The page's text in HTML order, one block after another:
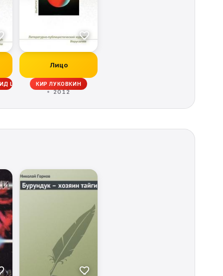
ЮРИЙ ЛЕБЕДЕВ, ОЛЕСЯ ЧЕРТОВА, ЖУРНАЛ «МЛЕЧНЫЙ
Лицо
КИР ЛУКОВКИН
2012